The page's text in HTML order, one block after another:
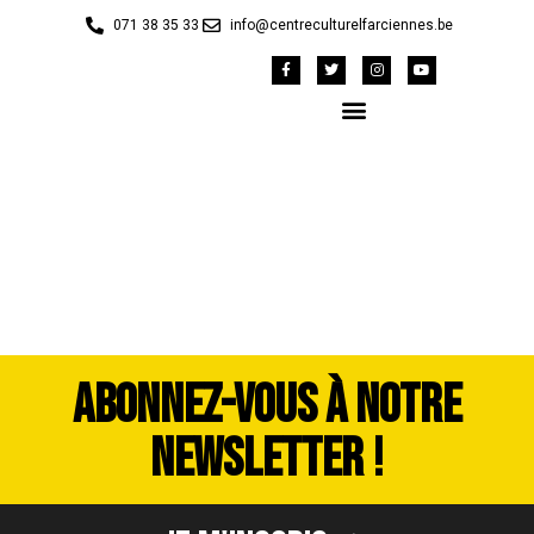
071 38 35 33 info@centreculturelfarciennes.be
ABONNEZ-VOUS À NOTRE
NEWSLETTER !